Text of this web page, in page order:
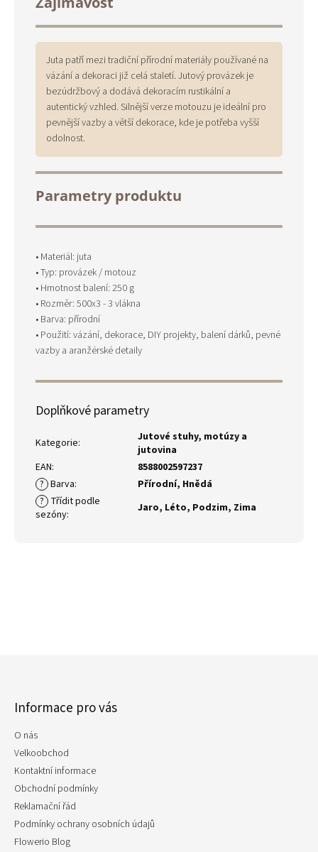
Juta patří mezi tradiční přírodní materiály používané na
vázání a dekoraci již celá staletí. Jutový provázek je
bezúdržbový a dodává dekoracím rustikální a
autentický vzhled. Silnější verze motouzu je ideální pro
pevnější vazby a větší dekorace, kde je potřeba vyšší
odolnost.
Parametry produktu
• Materiál: juta
• Typ: provázek / motouz
• Hmotnost balení: 250 g
• Rozměr: 500x3 - 3 vlákna
• Barva: přírodní
• Použití: vázání, dekorace, DIY projekty, balení dárků, pevné
vazby a aranžérské detaily
Doplňkové parametry
Kategorie:
Jutové stuhy, motúzy a
jutovina
EAN:
8588002597237
? Barva: Přírodní, Hnědá
? Třídit podle
sezóny: Jaro, Léto, Podzim, Zima
Informace pro vás
O nás
Velkoobchod
Kontaktní informace
Obchodní podmínky
Reklamační řád
Podmínky ochrany osobních údajů
Flowerio Blog